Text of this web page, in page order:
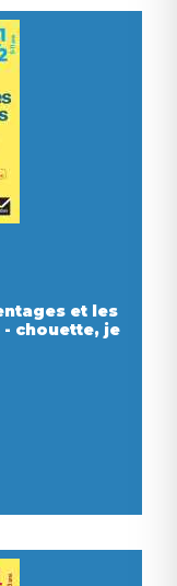
et les
- chouette, je